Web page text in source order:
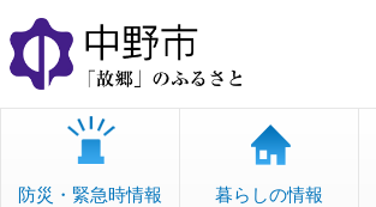
本
文
へ
移
防災・緊急時情報 暮らしの情報